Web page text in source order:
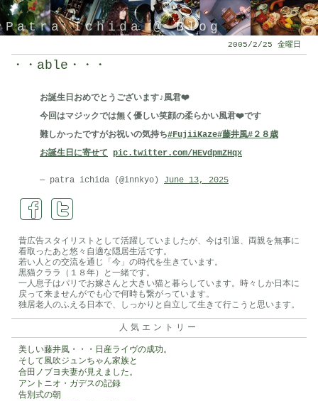
Patra Ichida @ Blog
引退したスタイリストの隠居ブログ
2005/2/25 金曜日
・・able・・・
お誕生日おめでとうございます♪風君❤️
今回はマジックでは無く優しい笑顔の柔らかい風君❤️です
難しかったですがお祝いの気持ち#FujiiKaze#藤井風#２８歳
お誕生日に寄せて pic.twitter.com/HEvdpmZHqx
— patra ichida (@innkyo) June 13, 2025
昔広告スタイリストとして活躍していましたが、今は引退、両親を無事に
看取ったあと悠々自適な隠居生活です。
若い人との交流を通じ「今」の時代を生きています。
黒猫クララ（１８年）と一緒です。
一人息子はパリでお嫁さんと大きい猫と暮らしています。時々しか日本に
戻って来ませんがでも心で何時も繋がっています。
独居老人のふえる日本で、しっかりと自立して生きて行こうと思います。
人気エントリー
美しい藤井風・・・日産ライヴの成功。
そして風吹ジュンちゃん家族と
合田ノブヨ夫妻が見えました。
アントニオ・ガデスの記録
告別式の朝